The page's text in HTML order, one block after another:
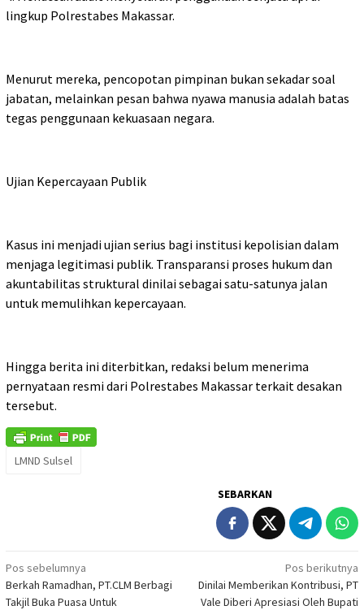
lingkup Polrestabes Makassar.
Menurut mereka, pencopotan pimpinan bukan sekadar soal
jabatan, melainkan pesan bahwa nyawa manusia adalah batas
tegas penggunaan kekuasaan negara.
Ujian Kepercayaan Publik
Kasus ini menjadi ujian serius bagi institusi kepolisian dalam
menjaga legitimasi publik. Transparansi proses hukum dan
akuntabilitas struktural dinilai sebagai satu-satunya jalan
untuk memulihkan kepercayaan.
Hingga berita ini diterbitkan, redaksi belum menerima
pernyataan resmi dari Polrestabes Makassar terkait desakan
tersebut.
LMND Sulsel
SEBARKAN
Navigasi
pos
Pos sebelumnya
Berkah Ramadhan, PT.CLM Berbagi
Takjil Buka Puasa Untuk
Pos berikutnya
Dinilai Memberikan Kontribusi, PT
Vale Diberi Apresiasi Oleh Bupati